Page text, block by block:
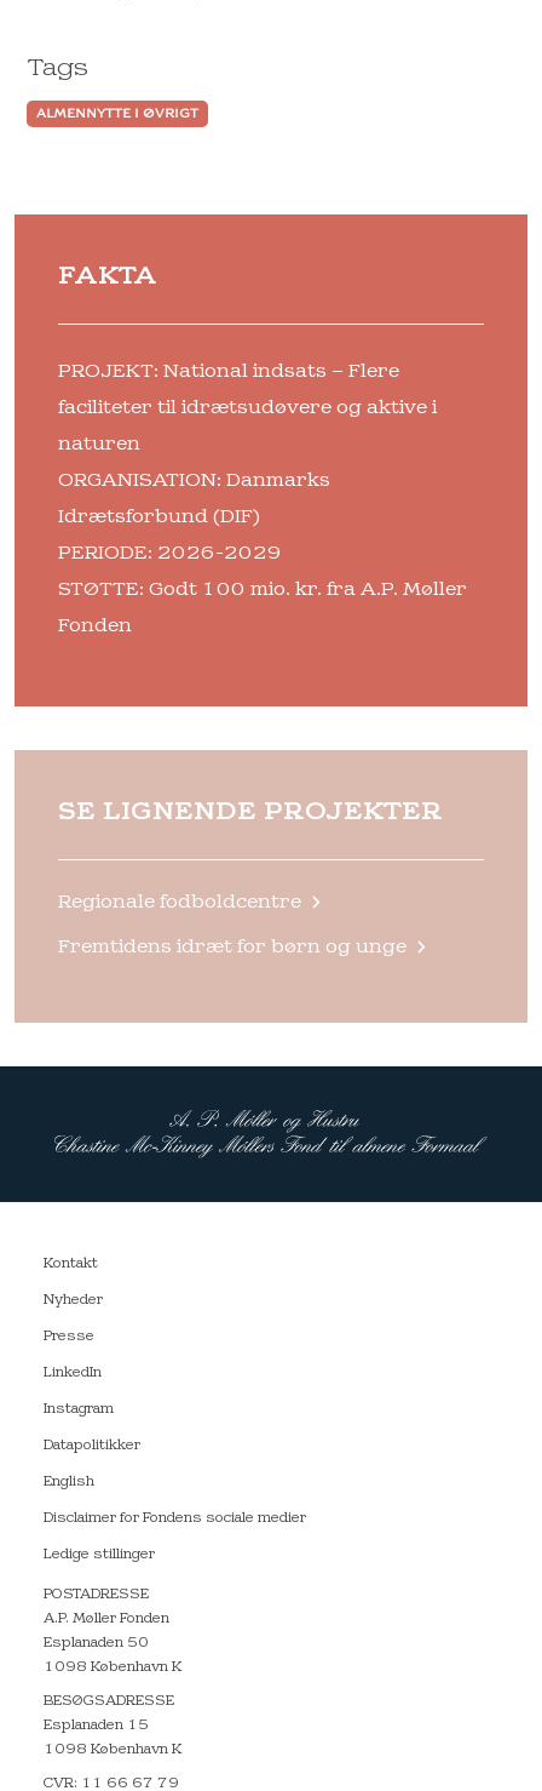
Tags
ALMENNYTTE I ØVRIGT
FAKTA
PROJEKT: National indsats – Flere
faciliteter til idrætsudøvere og aktive i
naturen
ORGANISATION: Danmarks
Idrætsforbund (DIF)
PERIODE: 2026-2029
STØTTE: Godt 100 mio. kr. fra A.P. Møller
Fonden
SE LIGNENDE PROJEKTER
Regionale fodboldcentre
Fremtidens idræt for børn og unge
Kontakt
Nyheder
Presse
LinkedIn
Instagram
Datapolitikker
English
Disclaimer for Fondens sociale medier
Ledige stillinger
POSTADRESSE
A.P. Møller Fonden
Esplanaden 50
1098 København K
BESØGSADRESSE
Esplanaden 15
1098 København K
CVR: 11 66 67 79